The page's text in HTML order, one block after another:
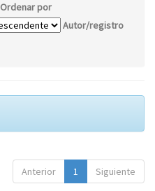
Ordenar por
Autor/registro
Anterior 1 Siguiente